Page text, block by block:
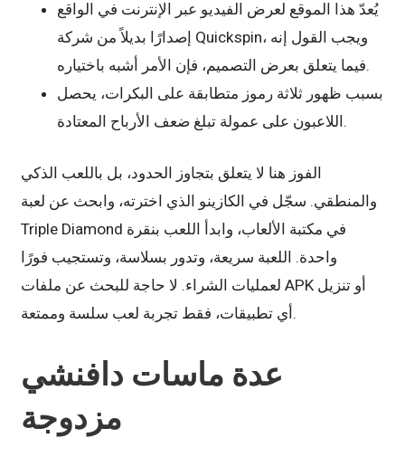
يُعدّ هذا الموقع لعرض الفيديو عبر الإنترنت في الواقع
إصدارًا بديلاً من شركة Quickspin، ويجب القول إنه
فيما يتعلق بعرض التصميم، فإن الأمر أشبه باختياره.
بسبب ظهور ثلاثة رموز متطابقة على البكرات، يحصل
اللاعبون على عمولة تبلغ ضعف الأرباح المعتادة.
الفوز هنا لا يتعلق بتجاوز الحدود، بل باللعب الذكي
والمنطقي. سجّل في الكازينو الذي اخترته، وابحث عن لعبة
Triple Diamond في مكتبة الألعاب، وابدأ اللعب بنقرة
واحدة. اللعبة سريعة، وتدور بسلاسة، وتستجيب فورًا
لعمليات الشراء. لا حاجة للبحث عن ملفات APK أو تنزيل
أي تطبيقات، فقط تجربة لعب سلسة وممتعة.
عدة ماسات دافنشي
مزدوجة